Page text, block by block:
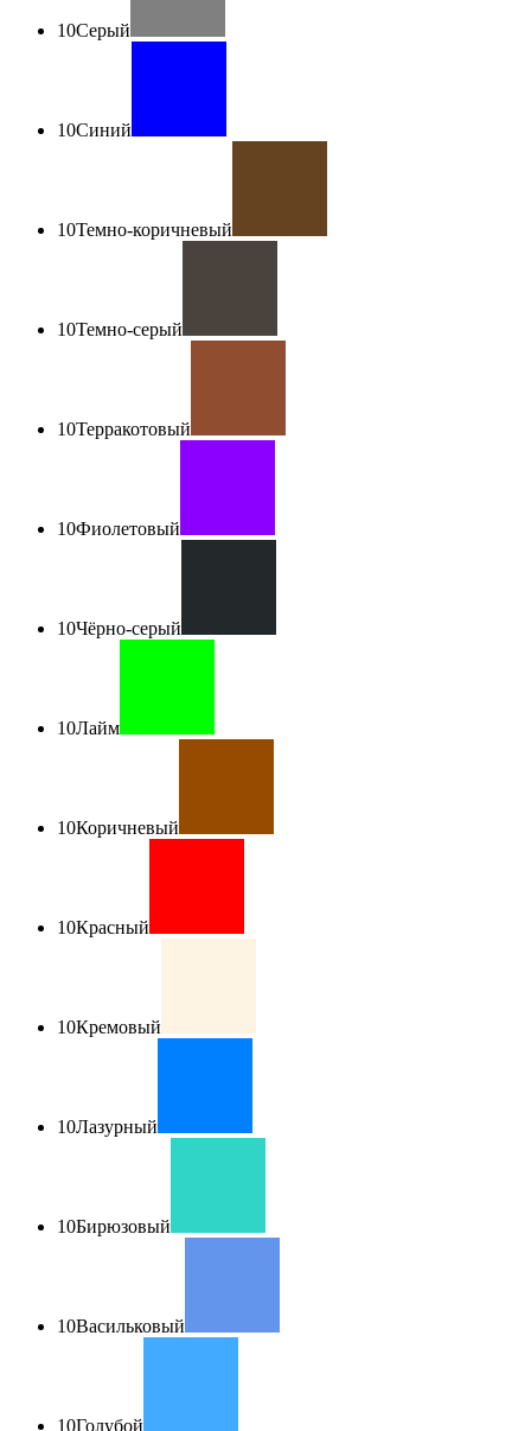
10Серый
10Синий
10Темно-коричневый
10Темно-серый
10Терракотовый
10Фиолетовый
10Чёрно-серый
10Лайм
10Коричневый
10Красный
10Кремовый
10Лазурный
10Бирюзовый
10Васильковый
10Голубой